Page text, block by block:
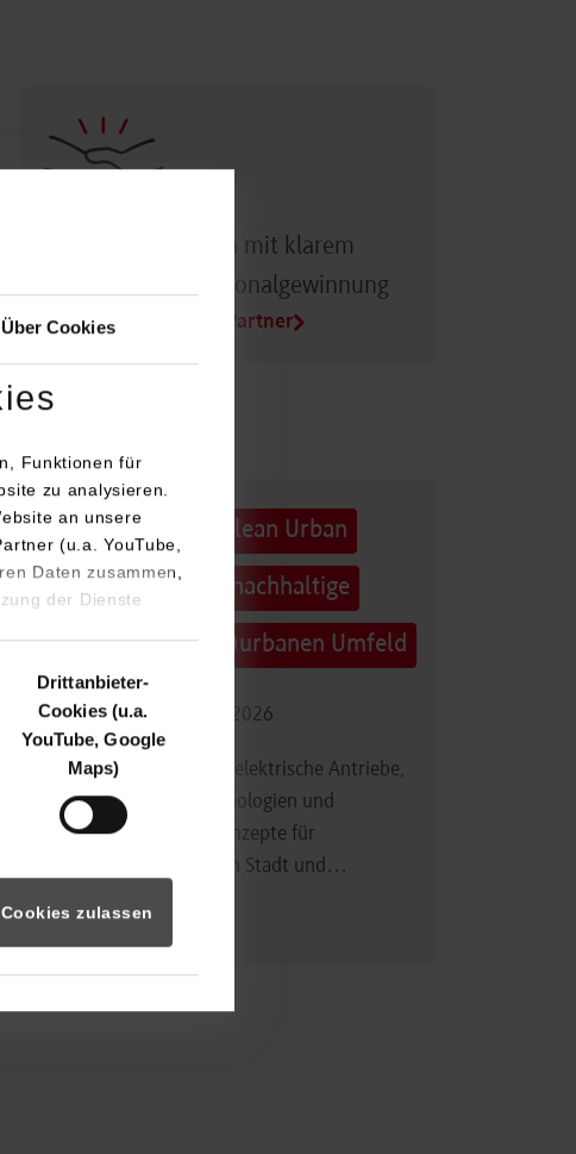
Über Cookies
Funktionen für
zu analysieren.
an unsere
(u.a. YouTube,
Daten zusammen,
der Dienste
Drittanbieter-
Cookies (u.a.
YouTube, Google
Maps)
Cookies zulassen
Dualer Partner sein mit klarem
Vorteil bei der Personalgewinnung
Alle Infos für Duale Partner
Technologietag: Clean Urban
Transportation – nachhaltige
Mobilität im (sub)urbanen Umfeld
16.09.2026 - 17.09.2026
Im Mittelpunkt stehen elektrische Antriebe,
moderne Batterietechnologien und
innovative Fahrzeugkonzepte für
nachhaltige Mobilität in Stadt und…